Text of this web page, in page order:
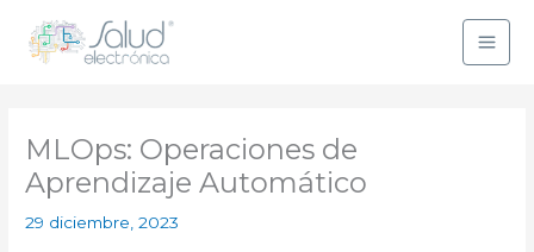
contenido
MLOps: Operaciones de
Aprendizaje Automático
29 diciembre, 2023